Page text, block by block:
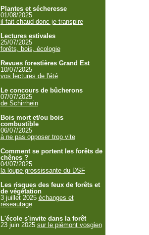
Plantes et sécheresse
01/08/2025
il fait chaud donc je transpire
Lectures estivales
25/07/2025
forêts, bois, écologie
Revues forestières Grand Est
10/07/2025
vos lectures de l'été
Le concours de bûcherons
07/07/2025
de Schirrhein
Bois mort et/ou bois
combustible
06/07/2025
à ne pas opposer trop vite
Comment se portent les forêts de
chênes ?
04/07/2025
la loupe grossissante du DSF
Les risques des feux de forêts et
de végétation
3 juillet 2025 échanges et
réseautage
L'école s'invite dans la forêt
23 juin 2025 sur le piémont vosgien